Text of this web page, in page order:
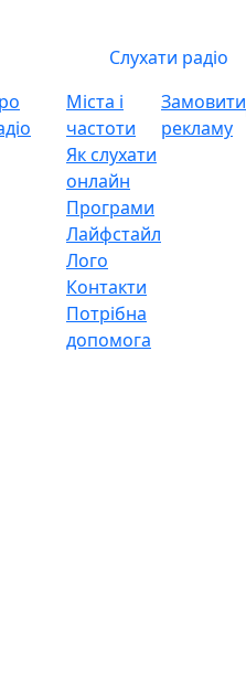
Слухати радіо
Міста і
частоти
Як слухати
онлайн
Програми
Лайфстайл
Лого
Контакти
Потрібна
допомога
Замовити
рекламу